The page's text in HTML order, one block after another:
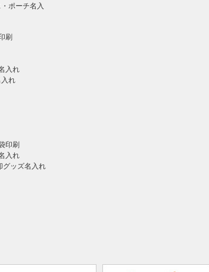
ポーチ名入
刷
入れ
れ
印刷
入れ
グッズ名入れ